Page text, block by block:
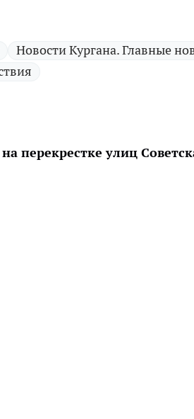
Новости Кургана. Главные
перекрестке улиц